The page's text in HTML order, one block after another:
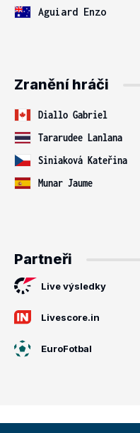
Aguiard Enzo
Zranění hráči
Diallo Gabriel
Tararudee Lanlana
Siniaková Kateřina
Munar Jaume
Partneři
Live výsledky
Livescore.in
EuroFotbal